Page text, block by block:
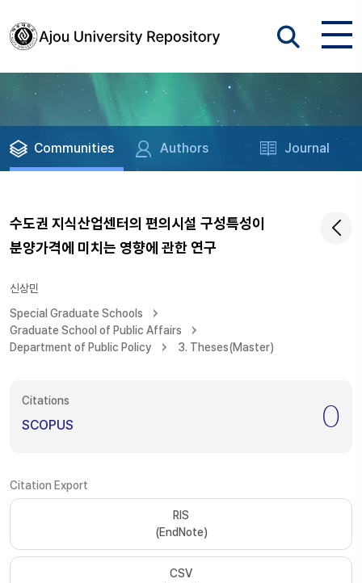
Communities Authors Journal
수도권 지식산업센터의 편의시설 구성특성이
분양가격에 미치는 영향에 관한 연구
신상민
Special Graduate Schools
Graduate School of Public Affairs
Department of Public Policy
3. Theses(Master)
Citations
SCOPUS 0
Citation Export
RIS
(EndNote)
CSV